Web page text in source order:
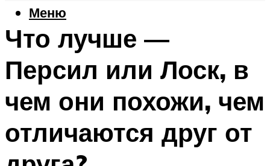
Меню
Что лучше —
Персил или Лоск, в
чем они похожи, чем
отличаются друг от